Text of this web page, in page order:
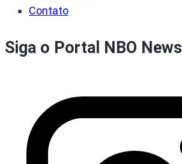
Contato
Siga o Portal NBO News